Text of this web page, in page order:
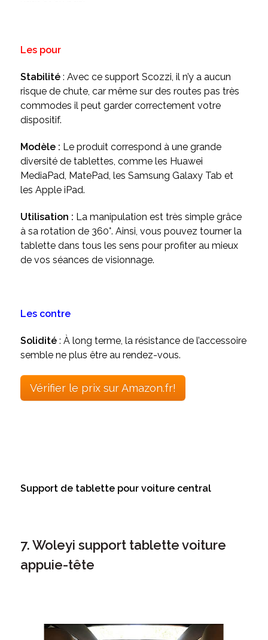
Les pour
Stabilité : Avec ce support Scozzi, il n’y a aucun
risque de chute, car même sur des routes pas très
commodes il peut garder correctement votre
dispositif.
Modèle : Le produit correspond à une grande
diversité de tablettes, comme les Huawei
MediaPad, MatePad, les Samsung Galaxy Tab et
les Apple iPad.
Utilisation : La manipulation est très simple grâce
à sa rotation de 360°. Ainsi, vous pouvez tourner la
tablette dans tous les sens pour profiter au mieux
de vos séances de visionnage.
Les contre
Solidité : À long terme, la résistance de l’accessoire
semble ne plus être au rendez-vous.
Vérifier le prix sur Amazon.fr!
Support de tablette pour voiture central
7. Woleyi support tablette voiture
appuie-tête